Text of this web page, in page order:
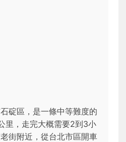
碇區，是一條中等難度的
里，走完大概需要2到3小
街附近，從台北市區開車